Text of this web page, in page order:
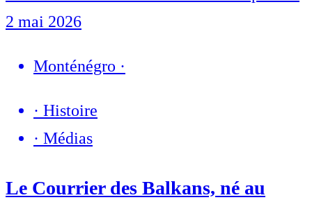
2 mai 2026
Monténégro ·
· Histoire
· Médias
Le Courrier des Balkans, né au